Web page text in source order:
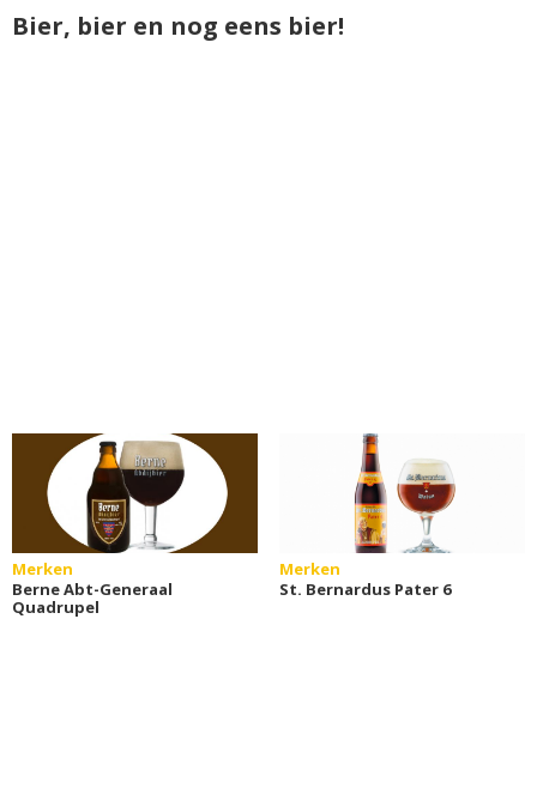
Bier, bier en nog eens bier!
Merken
Berne Abt-Generaal
Quadrupel
Merken
St. Bernardus Pater 6